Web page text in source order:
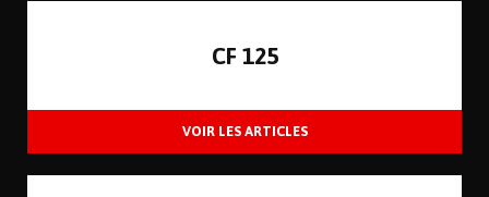
CF 125